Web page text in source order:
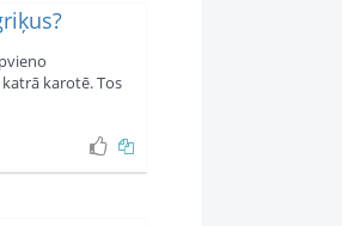
karotē. Tos